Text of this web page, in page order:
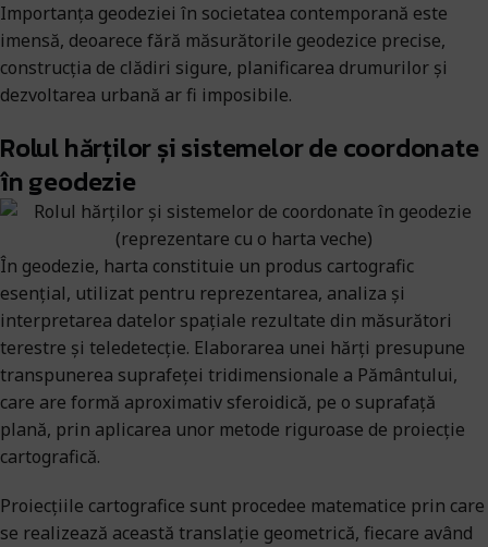
Importanța geodeziei în societatea contemporană este
imensă, deoarece fără măsurătorile geodezice precise,
construcția de clădiri sigure, planificarea drumurilor și
dezvoltarea urbană ar fi imposibile.
Rolul hărților și sistemelor de coordonate
în geodezie
În geodezie, harta constituie un produs cartografic
esențial, utilizat pentru reprezentarea, analiza și
interpretarea datelor spațiale rezultate din măsurători
terestre și teledetecție. Elaborarea unei hărți presupune
transpunerea suprafeței tridimensionale a Pământului,
care are formă aproximativ sferoidică, pe o suprafață
plană, prin aplicarea unor metode riguroase de proiecție
cartografică.
Proiecțiile cartografice sunt procedee matematice prin care
se realizează această translație geometrică, fiecare având